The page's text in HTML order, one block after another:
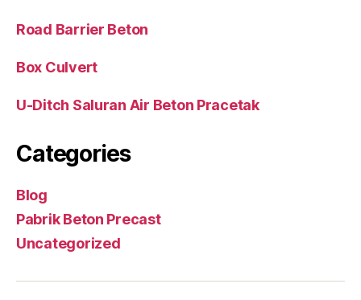
Road Barrier Beton
Box Culvert
U-Ditch Saluran Air Beton Pracetak
Categories
Blog
Pabrik Beton Precast
Uncategorized